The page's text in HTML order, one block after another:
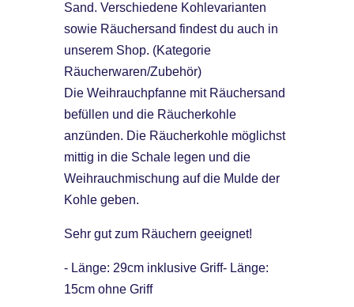
Sand. Verschiedene Kohlevarianten
sowie Räuchersand findest du auch in
unserem Shop. (Kategorie
Räucherwaren/Zubehör)
Die Weihrauchpfanne mit Räuchersand
befüllen und die Räucherkohle
anzünden. Die Räucherkohle möglichst
mittig in die Schale legen und die
Weihrauchmischung auf die Mulde der
Kohle geben.
Sehr gut zum Räuchern geeignet!
- Länge: 29cm inklusive Griff- Länge:
15cm ohne Griff